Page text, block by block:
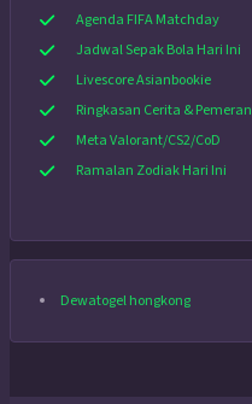
Agenda FIFA Matchday
Jadwal Sepak Bola Hari Ini
Livescore Asianbookie
Ringkasan Cerita & Pemeran
Meta Valorant/CS2/CoD
Ramalan Zodiak Hari Ini
Dewatogel hongkong